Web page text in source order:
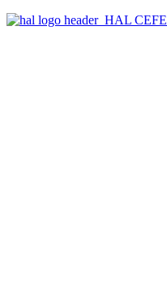
HAL CEFE